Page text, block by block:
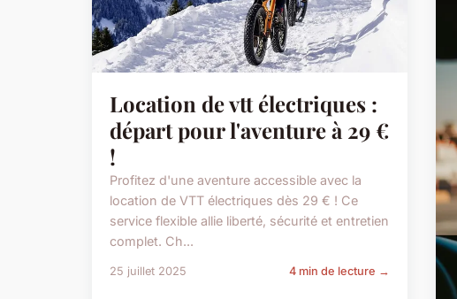
Location de vtt électriques :
départ pour l'aventure à 29 €
!
Profitez d'une aventure accessible avec la
location de VTT électriques dès 29 € ! Ce
service flexible allie liberté, sécurité et entretien
complet. Ch...
25 juillet 2025 4 min de lecture →